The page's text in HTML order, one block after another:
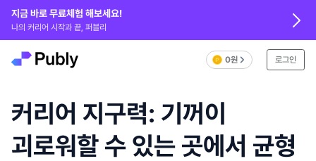
지금 바로 무료체험 해보세요!
나의 커리어 시작과 끝, 퍼블리
0원 로그인
커리어 지구력: 기꺼이
괴로워할 수 있는 곳에서 균형